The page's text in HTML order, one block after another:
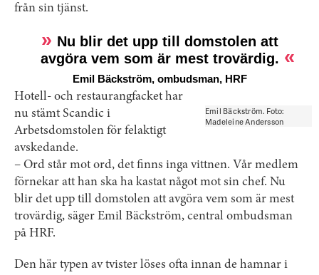
från sin tjänst.
Nu blir det upp till domstolen att
avgöra vem som är mest trovärdig.
Emil Bäckström, ombudsman, HRF
Emil Bäckström. Foto:
Madeleine Andersson
Hotell- och restaurangfacket har
nu stämt Scandic i
Arbetsdomstolen för felaktigt
avskedande.
– Ord står mot ord, det finns inga vittnen. Vår medlem
förnekar att han ska ha kastat något mot sin chef. Nu
blir det upp till domstolen att avgöra vem som är mest
trovärdig, säger Emil Bäckström, central ombudsman
på HRF.
Den här typen av tvister löses ofta innan de hamnar i